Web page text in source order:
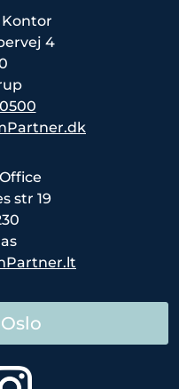
4
str 19